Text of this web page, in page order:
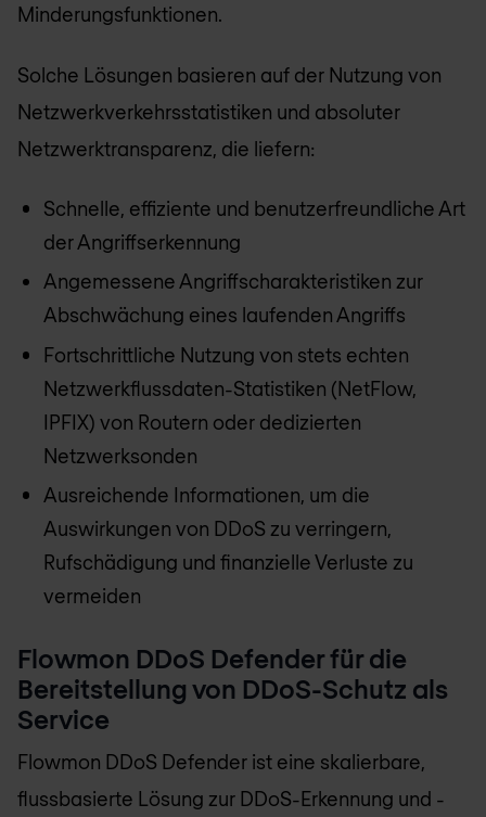
Minderungsfunktionen.
Solche Lösungen basieren auf der Nutzung von
Netzwerkverkehrsstatistiken und absoluter
Netzwerktransparenz, die liefern:
Schnelle, effiziente und benutzerfreundliche Art
der Angriffserkennung
Angemessene Angriffscharakteristiken zur
Abschwächung eines laufenden Angriffs
Fortschrittliche Nutzung von stets echten
Netzwerkflussdaten-Statistiken (NetFlow,
IPFIX) von Routern oder dedizierten
Netzwerksonden
Ausreichende Informationen, um die
Auswirkungen von DDoS zu verringern,
Rufschädigung und finanzielle Verluste zu
vermeiden
Flowmon DDoS Defender für die
Bereitstellung von DDoS-Schutz als
Service
Flowmon DDoS Defender ist eine skalierbare,
flussbasierte Lösung zur DDoS-Erkennung und -